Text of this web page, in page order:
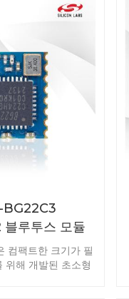
갖춘 RF-TI1352P2
화하는 좋은 선택이
니다.
루투스 모듈
컴팩트한 크기가 필
위해 개발된 초소형